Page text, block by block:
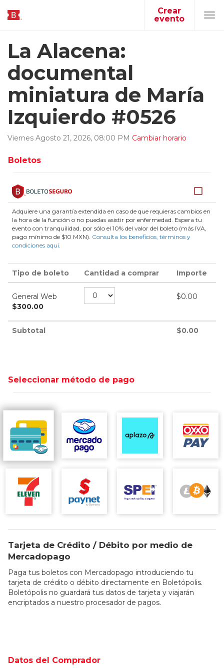
Crear
evento
La Alacena:
documental
miniatura de María
Izquierdo #0526
Viernes Agosto 21, 2026, 08:00 PM Cambiar horario
Boletos
Adquiere una garantía extendida en caso de que requieras cambios en
la hora de la función o no puedas asistir por enfermedad. Espera tu
evento con tranquilidad, por sólo el 10% del valor del boleto (más IVA,
pago mínimo de $10 MXN). Consulta los beneficios, términos y
condiciones aquí.
Tipo de boleto Cantidad a comprar Importe
General Web
$300.00
$0.00
Subtotal $0.00
Seleccionar método de pago
Tarjeta de Crédito / Débito por medio de
Mercadopago
Paga tus boletos con Mercadopago introduciendo tu
tarjeta de crédito o débito directamente en Boletópolis.
Boletópolis no guardará tus datos de tarjeta y viajarán
encriptados a nuestro procesador de pagos.
Datos del Comprador